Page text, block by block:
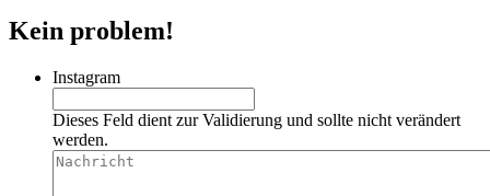
Kein problem!
Instagram
Dieses Feld dient zur Validierung und sollte nicht verändert
werden.
Nachricht